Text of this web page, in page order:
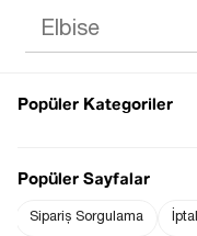
Popüler Kategoriler
Popüler Sayfalar
Sipariş Sorgulama